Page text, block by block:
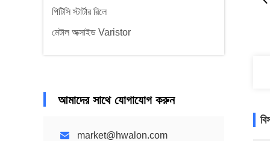
পিটিসি স্টার্টার রিলে
মেটাল অক্সাইড Varistor
আমাদের সাথে যোগাযোগ করুন
market@hwalon.com